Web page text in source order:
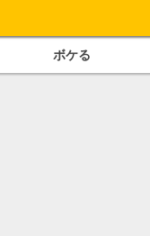
ボケる